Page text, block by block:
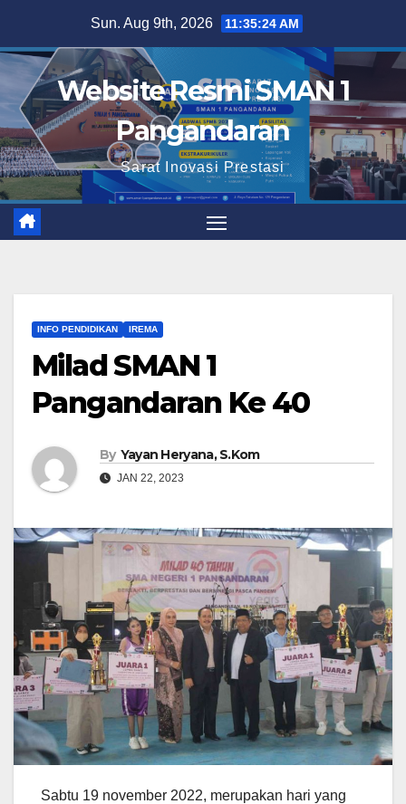
content
Sun. Aug 9th, 2026 11:35:25 AM
Website Resmi SMAN 1
Pangandaran
Sarat Inovasi Prestasi
INFO PENDIDIKAN IREMA
Milad SMAN 1
Pangandaran Ke 40
By Yayan Heryana, S.Kom
JAN 22, 2023
Sabtu 19 november 2022, merupakan hari yang